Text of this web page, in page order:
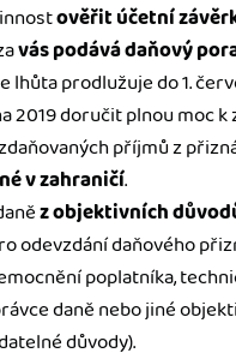
ověřit účetní
vás podává daňový
lhůta prodlužuje do 1.
2019 doručit plnou moc
příjmů z
v zahraničí.
z objektivních
odevzdání daňového
poplatníka,
daně nebo jiné
důvody).